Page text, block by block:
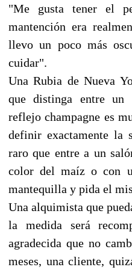
"Me gusta tener el
mantención era
llevo un poco más
cuidar".
Una Rubia de Nueva
que distinga entre un
reflejo champagne es
definir exactamente la
raro que entre a un
color del maíz o con
mantequilla y pida el
Una alquimista que
la medida será
agradecida que no
meses, una cliente,